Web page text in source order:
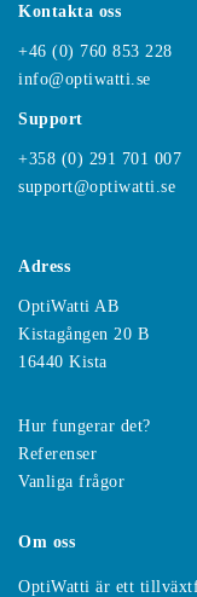
Kontakta oss
+46 (0) 760 853 228
info@optiwatti.se
Support
+358 (0) 291 701 007
support@optiwatti.se
Adress
OptiWatti AB
Kistagången 20 B
16440 Kista
Hur fungerar det?
Referenser
Vanliga frågor
Om oss
OptiWatti är ett